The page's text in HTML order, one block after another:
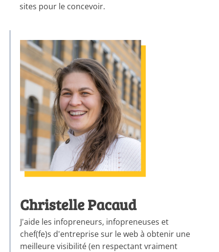
sites pour le concevoir.
Christelle Pacaud
J'aide les infopreneurs, infopreneuses et
chef(fe)s d'entreprise sur le web à obtenir une
meilleure visibilité (en respectant vraiment